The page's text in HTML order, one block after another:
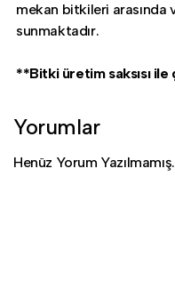
mekan bitkileri arasında
sunmaktadır.
**Bitki üretim saksısı
Yorumlar
Henüz Yorum Yazılmamış.